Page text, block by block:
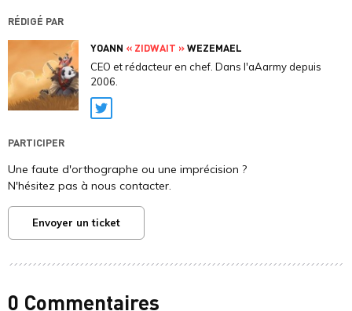
RÉDIGÉ PAR
YOANN « ZIDWAIT »WEZEMAEL
CEO et rédacteur en chef. Dans l'aAarmy depuis
2006.
Twitter
PARTICIPER
Une faute d'orthographe ou une imprécision ?
N'hésitez pas à nous contacter.
Envoyer un ticket
0 Commentaires